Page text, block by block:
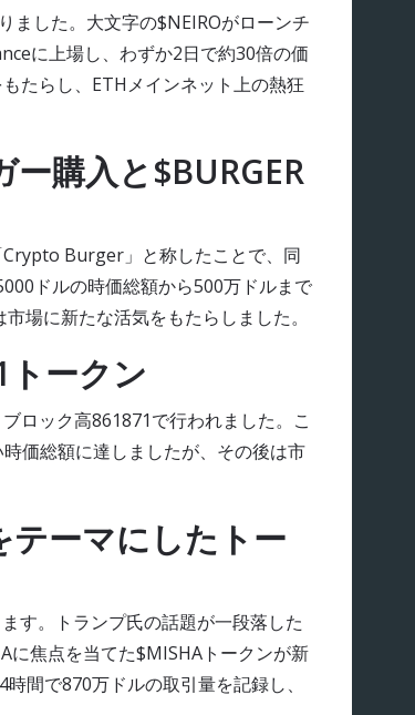
ました。大文字の$NEIROがローンチ
に上場し、わずか2日で約30倍の価
たらし、ETHメインネット上の熱狂
購入と$BURGER
Crypto Burger」と称したことで、同
ドルの時価総額から500万ドルまで
場に新たな活気をもたらしました。
ークン
ロック高861871で行われました。こ
価総額に達しましたが、その後は市
ーマにしたトー
す。トランプ氏の話題が一段落した
焦点を当てた$MISHAトークンが新
間で870万ドルの取引量を記録し、